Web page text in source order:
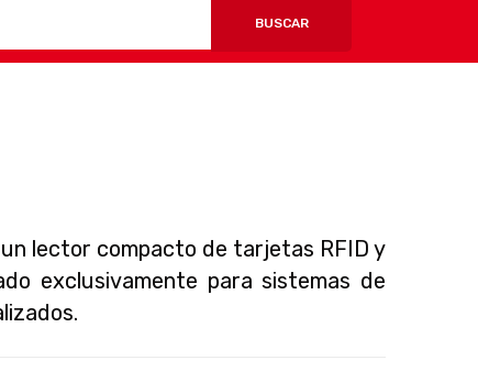
BUSCAR
lector compacto de tarjetas RFID y
exclusivamente para sistemas de